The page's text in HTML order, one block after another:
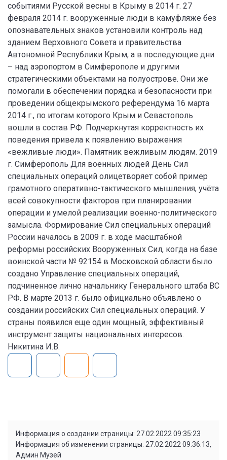
событиями Русской весны в Крыму в 2014 г. 27
февраля 2014 г. вооруженные люди в камуфляже без
опознавательных знаков установили контроль над
зданием Верховного Совета и правительства
Автономной Республики Крым, а в последующие дни
– над аэропортом в Симферополе и другими
стратегическими объектами на полуострове. Они же
помогали в обеспечении порядка и безопасности при
проведении общекрымского референдума 16 марта
2014 г., по итогам которого Крым и Севастополь
вошли в состав РФ. Подчеркнутая корректность их
поведения привела к появлению выражения
«вежливые люди». Памятник вежливым людям. 2019
г. Симферополь Для военных людей День Сил
специальных операций олицетворяет собой пример
грамотного оперативно-тактического мышления, учёта
всей совокупности факторов при планировании
операции и умелой реализации военно-политического
замысла. Формирование Сил специальных операций
России началось в 2009 г. в ходе масштабной
реформы российских Вооруженных Сил, когда на базе
воинской части № 92154 в Московской области было
создано Управление специальных операций,
подчиненное лично начальнику Генерального штаба ВС
РФ. В марте 2013 г. было официально объявлено о
создании российских Сил специальных операций. У
страны появился еще один мощный, эффективный
инструмент защиты национальных интересов.
Никитина И.В.
Информация о создании страницы: 27.02.2022 09:35:23
Информация об изменении страницы: 27.02.2022 09:36:13,
Админ Музей